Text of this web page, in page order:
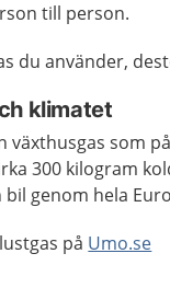
till person.
du använder,
klimatet
växthusgas som
300 kilogram
genom hela
på Umo.se